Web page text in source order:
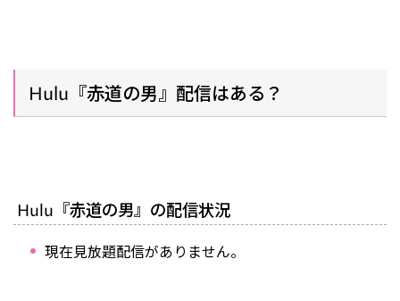
Hulu『赤道の男』配信はある？
Hulu『赤道の男』の配信状況
現在見放題配信がありません。